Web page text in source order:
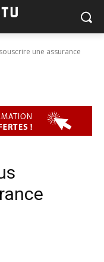
une assurance